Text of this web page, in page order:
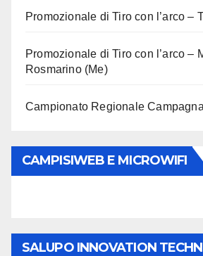
Promozionale di Tiro con l’arco –
Promozionale di Tiro con l’arco –
Rosmarino (Me)
Campionato Regionale
CAMPISIWEB E MICROWIFI
SALUPO INNOVATION TECHN